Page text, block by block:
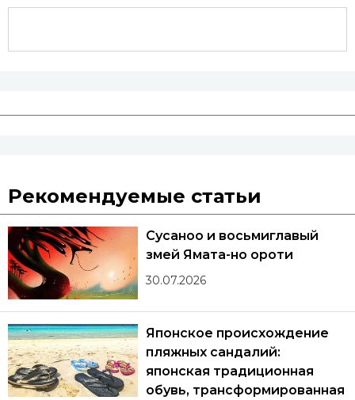
Рекомендуемые статьи
Сусаноо и восьмиглавый
змей Ямата-но ороти
30.07.2026
Японское происхождение
пляжных сандалий:
японская традиционная
обувь, трансформированная